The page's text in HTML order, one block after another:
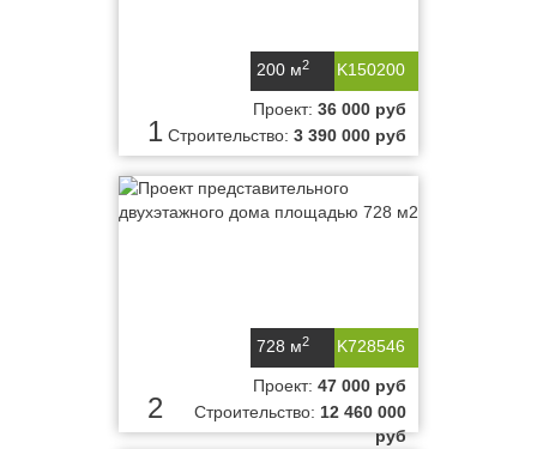
K150200
200 м2
1
Проект: 36 000 руб
Строительство: 3 390 000 руб
K728546
728 м2
2
Проект: 47 000 руб
Строительство: 12 460 000
руб